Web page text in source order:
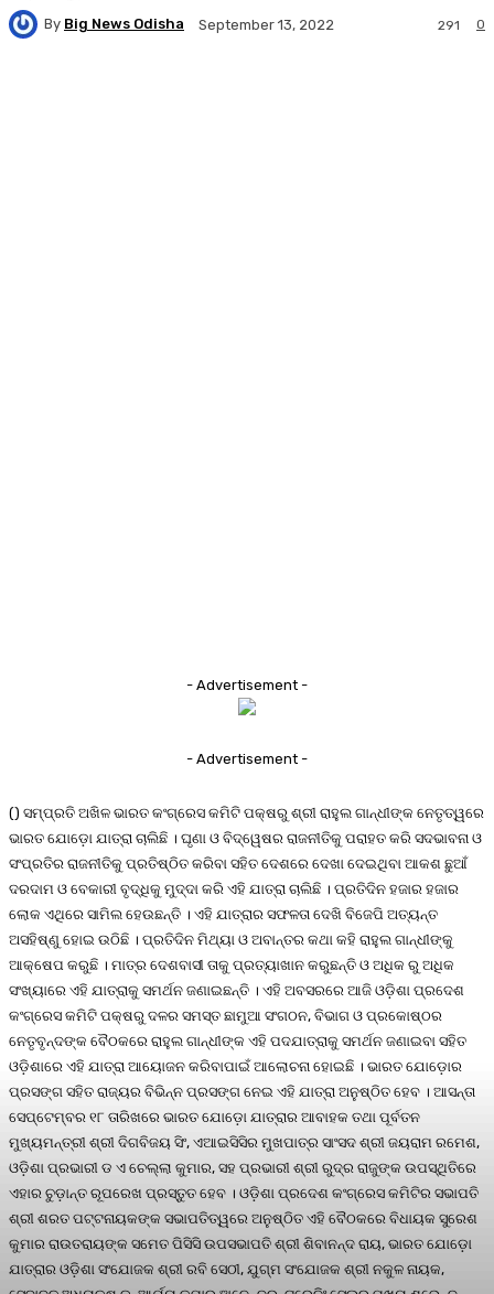
By Big News Odisha September 13, 2022 0
291
- Advertisement -
- Advertisement -
() ସମ୍ପ୍ରତି ଅଖିଳ ଭାରତ କଂଗ୍ରେସ କମିଟି ପକ୍ଷରୁ ଶ୍ରୀ ରାହୁଲ ଗାନ୍ଧୀଙ୍କ ନେତୃତ୍ୱରେ
ଭାରତ ଯୋଡ଼ୋ ଯାତ୍ରା ଚାଲିଛି । ଘୃଣା ଓ ବିଦ୍ୱେଷର ରାଜନୀତିକୁ ପରାହତ କରି ସଦଭାବନା ଓ
ସଂପ୍ରତିର ରାଜନୀତିକୁ ପ୍ରତିଷ୍ଠିତ କରିବା ସହିତ ଦେଶରେ ଦେଖା ଦେଇଥିବା ଆକଶ ଛୁଆଁ
ଦରଦାମ ଓ ବେକାରୀ ବୃଦ୍ଧିକୁ ମୁଦ୍ଦା କରି ଏହି ଯାତ୍ରା ଚାଲିଛି । ପ୍ରତିଦିନ ହଜାର ହଜାର
ଲୋକ ଏଥିରେ ସାମିଲ ହେଉଛନ୍ତି । ଏହି ଯାତ୍ରାର ସଫଳତା ଦେଖି ବିଜେପି ଅତ୍ୟନ୍ତ
ଅସହିଷ୍ଣୁ ହୋଇ ଉଠିଛି । ପ୍ରତିଦିନ ମିଥ୍ୟା ଓ ଅବାନ୍ତର କଥା କହି ରାହୁଲ ଗାନ୍ଧୀଙ୍କୁ
ଆକ୍ଷେପ କରୁଛି । ମାତ୍ର ଦେଶବାସୀ ତାକୁ ପ୍ରତ୍ୟାଖାନ କରୁଛନ୍ତି ଓ ଅଧିକ ରୁ ଅଧିକ
ସଂଖ୍ୟାରେ ଏହି ଯାତ୍ରାକୁ ସମର୍ଥନ ଜଣାଇଛନ୍ତି । ଏହି ଅବସରରେ ଆଜି ଓଡ଼ିଶା ପ୍ରଦେଶ
କଂଗ୍ରେସ କମିଟି ପକ୍ଷରୁ ଦଳର ସମସ୍ତ ଛାମୁଆ ସଂଗଠନ, ବିଭାଗ ଓ ପ୍ରକୋଷ୍ଠର
ନେତୃବୃନ୍ଦଙ୍କ ବୈଠକରେ ରାହୁଲ ଗାନ୍ଧୀଙ୍କ ଏହି ପଦଯାତ୍ରାକୁ ସମର୍ଥନ ଜଣାଇବା ସହିତ
ଓଡ଼ିଶାରେ ଏହି ଯାତ୍ରା ଆୟୋଜନ କରିବାପାଇଁ ଆଲୋଚନା ହୋଇଛି । ଭାରତ ଯୋଡ଼ୋର
ପ୍ରସଙ୍ଗ ସହିତ ରାଜ୍ୟର ବିଭିନ୍ନ ପ୍ରସଙ୍ଗ ନେଇ ଏହି ଯାତ୍ରା ଅନୁଷ୍ଠିତ ହେବ । ଆସନ୍ତା
ସେପ୍ଟେମ୍ବର ୧୮ ତାରିଖରେ ଭାରତ ଯୋଡ଼ୋ ଯାତ୍ରାର ଆବାହକ ତଥା ପୂର୍ବତନ
ମୁଖ୍ୟମନ୍ତ୍ରୀ ଶ୍ରୀ ଦିଗବିଜୟ ସିଂ, ଏଆଇସିସିର ମୁଖପାତ୍ର ସାଂସଦ ଶ୍ରୀ ଜୟରାମ ରମେଶ,
ଓଡ଼ିଶା ପ୍ରଭାରୀ ଡ ଏ ଚେଲ୍ଲା କୁମାର, ସହ ପ୍ରଭାରୀ ଶ୍ରୀ ରୁଦ୍ର ରାଜୁଙ୍କ ଉପସ୍ଥିତିରେ
ଏହାର ଚୁଡ଼ାନ୍ତ ରୂପରେଖ ପ୍ରସ୍ତୁତ ହେବ । ଓଡ଼ିଶା ପ୍ରଦେଶ କଂଗ୍ରେସ କମିଟିର ସଭାପତି
ଶ୍ରୀ ଶରତ ପଟ୍ଟନାୟକଙ୍କ ସଭାପତିତ୍ୱରେ ଅନୁଷ୍ଠିତ ଏହି ବୈଠକରେ ବିଧାୟକ ସୁରେଶ
କୁମାର ରାଉତରାୟଙ୍କ ସମେତ ପିସିସି ଉପସଭାପତି ଶ୍ରୀ ଶିବାନନ୍ଦ ରାୟ, ଭାରତ ଯୋଡ଼ୋ
ଯାତ୍ରାର ଓଡ଼ିଶା ସଂଯୋଜକ ଶ୍ରୀ ରବି ସେଠୀ, ଯୁଗ୍ମ ସଂଯୋଜକ ଶ୍ରୀ ନକୁଳ ନାୟକ,